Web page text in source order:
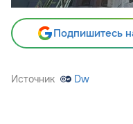
Подпишитесь
Источник Dw